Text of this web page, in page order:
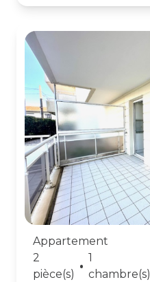
Appartement
2
pièce(s)
1
chambre(s)